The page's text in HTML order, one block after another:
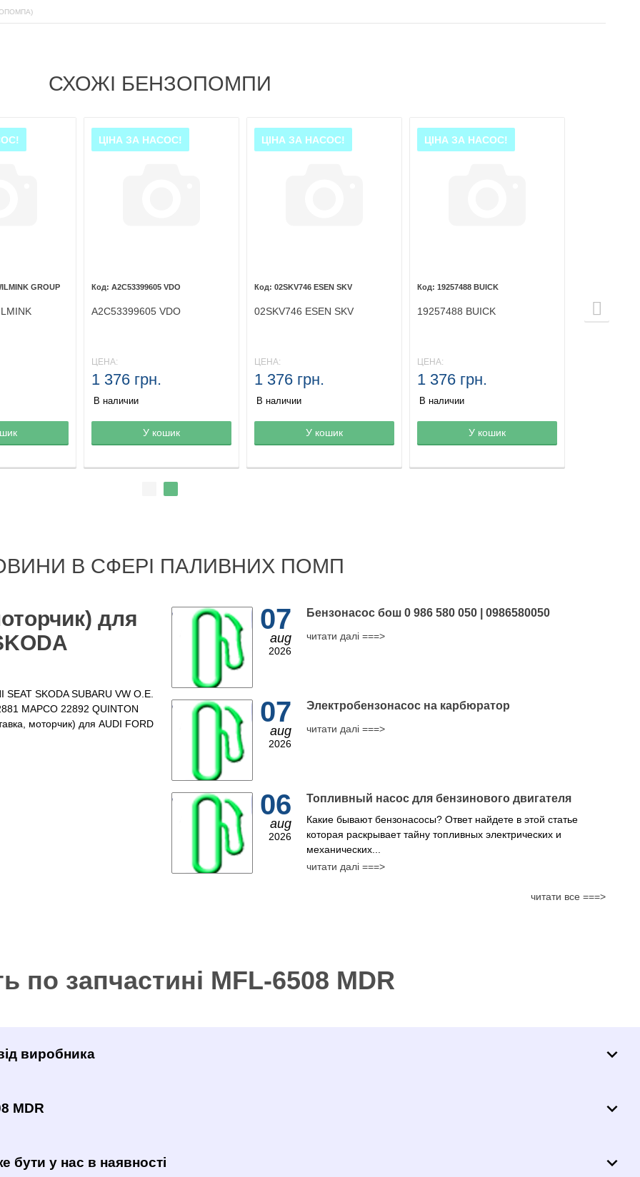
СХОЖІ БЕНЗОПОМПИ
GROUP
Товар в корзине
ЦІНА ЗА НАСОС!
A2C53399605 VDO
A2C53399605 VDO
ЦЕНА:
1 376 грн.
В наличии
У кошик Товар в корзине
ЦІНА ЗА НАСОС!
02SKV746 ESEN SKV
02SKV746 ESEN SKV
ЦЕНА:
1 376 грн.
В наличии
У кошик Товар в корзине
ЦІНА ЗА НАСОС!
19257488 BUICK
19257488 BUICK
ЦЕНА:
1 376 грн.
В наличии
У кошик
В СФЕРІ ПАЛИВНИХ ПОМП
для
SKODA SUBARU VW O.E.
MAPCO 22892 QUINTON
моторчик) для AUDI FORD
07
aug
2026
Бензонасос бош 0 986 580 050 | 0986580050
читати далі ===>
07
aug
2026
Электробензонасос на карбюратор
читати далі ===>
06
aug
2026
Топливный насос для бензинового двигателя
Какие бывают бензонасосы? Ответ найдете в этой статье
которая раскрывает тайну топливных электрических и
механических...
читати далі ===>
читати все ===>
по запчастині MFL-6508 MDR
виробника
MDR
бути у нас в наявності